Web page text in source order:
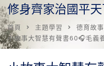
修身齊家治國平
首頁 主題學習 德育故事
小故事大智慧有聲書60🎧毛義